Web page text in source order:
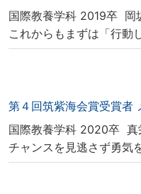
国際教養学科 2019卒 岡
これからもまずは「行動
第４回筑紫海会賞受賞者
国際教養学科 2020卒
チャンスを見逃さず勇気